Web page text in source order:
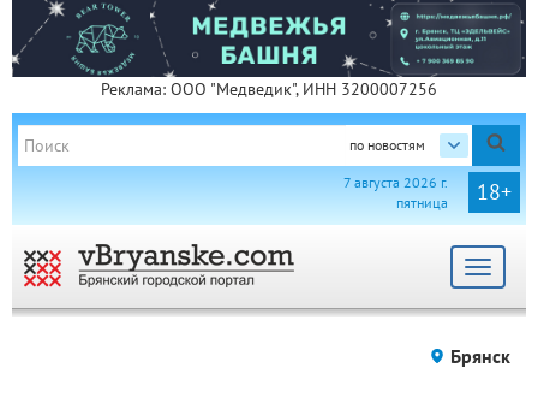
Реклама: ООО "Медведик", ИНН 3200007256
по новостям
18+
7 августа 2026 г.
пятница
Toggle
Брянск